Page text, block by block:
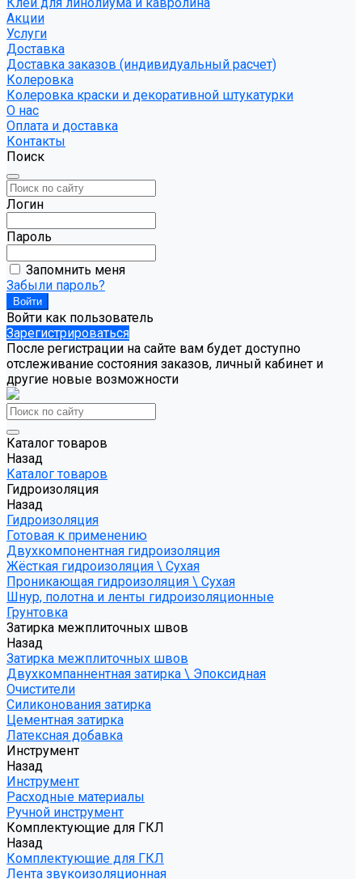
Акции
Услуги
Доставка
Доставка заказов (индивидуальный расчет)
Колеровка
Колеровка краски и декоративной штукатурки
О нас
Оплата и доставка
Контакты
Поиск
Логин
Пароль
Запомнить меня
Забыли пароль?
Войти как пользователь
Зарегистрироваться
После регистрации на сайте вам будет доступно
отслеживание состояния заказов, личный кабинет и
другие новые возможности
Каталог товаров
Назад
Каталог товаров
Гидроизоляция
Назад
Гидроизоляция
Готовая к применению
Двухкомпонентная гидроизоляция
Жёсткая гидроизоляция \ Сухая
Проникающая гидроизоляция \ Сухая
Шнур, полотна и ленты гидроизоляционные
Грунтовка
Затирка межплиточных швов
Назад
Затирка межплиточных швов
Двухкомпаннентная затирка \ Эпоксидная
Очистители
Силиконования затирка
Цементная затирка
Латексная добавка
Инструмент
Назад
Инструмент
Расходные материалы
Ручной инструмент
Комплектующие для ГКЛ
Назад
Комплектующие для ГКЛ
Лента звукоизоляционная